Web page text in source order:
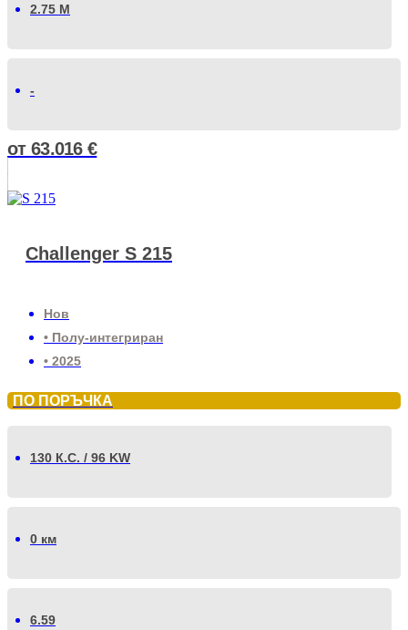
2.75 М
-
от 63.016€
Challenger S 215
Нов
• Полу-интегриран
• 2025
ПО ПОРЪЧКА
130 К.С. / 96 KW
0 км
6.59